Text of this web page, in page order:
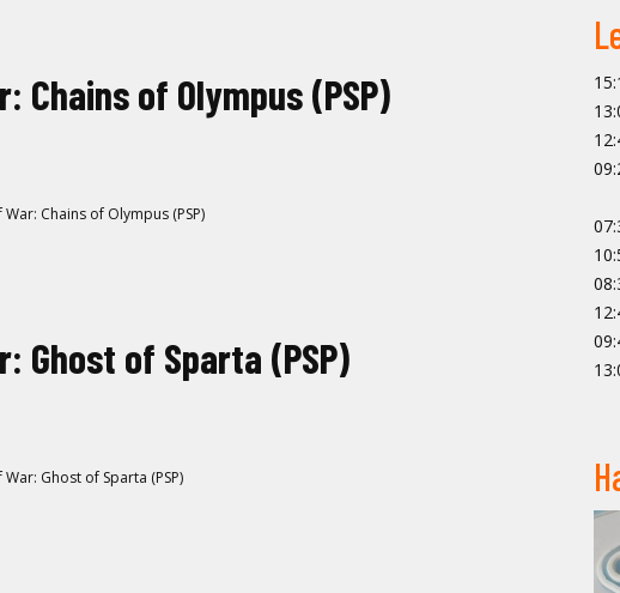
Chains of Olympus (PSP)
Chains of Olympus (PSP)
Ghost of Sparta (PSP)
Ghost of Sparta (PSP)